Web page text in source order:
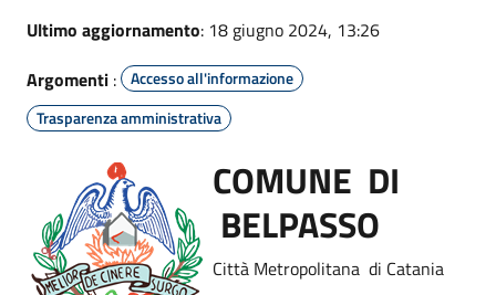
Ultimo aggiornamento: 18 giugno 2024, 13:26
Argomenti :
Accesso all'informazione
Trasparenza amministrativa
COMUNE DI
BELPASSO
Città Metropolitana di Catania